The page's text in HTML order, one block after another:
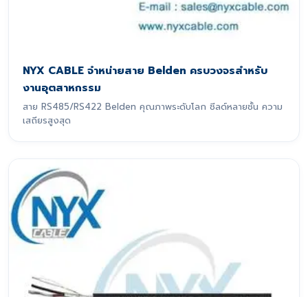
NYX CABLE จำหน่ายสาย Belden ครบวงจรสำหรับ
งานอุตสาหกรรม
สาย RS485/RS422 Belden คุณภาพระดับโลก ชีลด์หลายชั้น ความ
เสถียรสูงสุด